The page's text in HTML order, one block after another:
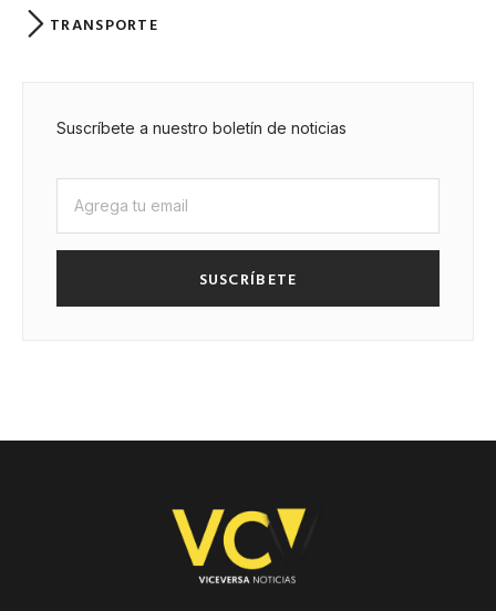
TRANSPORTE
Suscríbete a nuestro boletín de noticias
SUSCRÍBETE